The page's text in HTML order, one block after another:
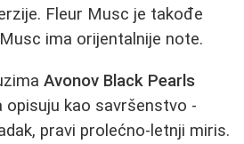
Fleur Musc je takođe
ima orijentalnije note.
Avonov Black Pearls
opisuju kao savršenstvo -
pravi prolećno-letnji miris.